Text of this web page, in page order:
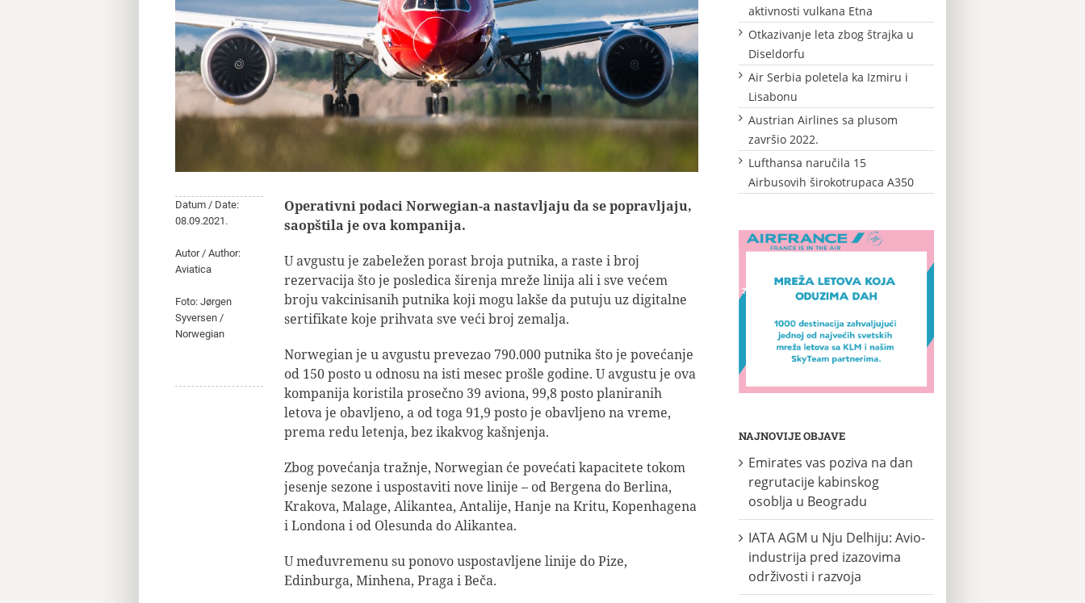
Datum / Date:
08.09.2021.
Autor / Author:
Aviatica
Foto: Jørgen
Syversen /
Norwegian
Operativni podaci Norwegian-a nastavljaju da se popravljaju,
saopštila je ova kompanija.
U avgustu je zabeležen porast broja putnika, a raste i broj
rezervacija što je posledica širenja mreže linija ali i sve većem
broju vakcinisanih putnika koji mogu lakše da putuju uz digitalne
sertifikate koje prihvata sve veći broj zemalja.
Norwegian je u avgustu prevezao 790.000 putnika što je povećanje
od 150 posto u odnosu na isti mesec prošle godine. U avgustu je ova
kompanija koristila prosečno 39 aviona, 99,8 posto planiranih
letova je obavljeno, a od toga 91,9 posto je obavljeno na vreme,
prema redu letenja, bez ikakvog kašnjenja.
Zbog povećanja tražnje, Norwegian će povećati kapacitete tokom
jesenje sezone i uspostaviti nove linije – od Bergena do Berlina,
Krakova, Malage, Alikantea, Antalije, Hanje na Kritu, Kopenhagena
i Londona i od Olesunda do Alikantea.
U međuvremenu su ponovo uspostavljene linije do Pize,
Edinburga, Minhena, Praga i Beča.
aktivnosti vulkana Etna
Otkazivanje leta zbog štrajka u
Diseldorfu
Air Serbia poletela ka Izmiru i
Lisabonu
Austrian Airlines sa plusom
završio 2022.
Lufthansa naručila 15
Airbusovih širokotrupaca A350
NAJNOVIJE OBJAVE
Emirates vas poziva na dan
regrutacije kabinskog
osoblja u Beogradu
IATA AGM u Nju Delhiju: Avio-
industrija pred izazovima
održivosti i razvoja